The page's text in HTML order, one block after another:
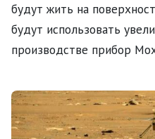
будут жить на
будут использовать
производстве прибор